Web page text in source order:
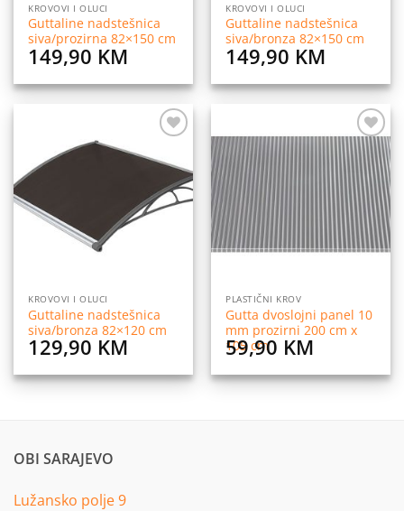
KROVOVI I OLUCI
Guttaline nadstešnica
siva/prozirna 82×150 cm
149,90 KM
KROVOVI I OLUCI
Guttaline nadstešnica
siva/bronza 82×150 cm
149,90 KM
na
želja
KROVOVI I OLUCI
Guttaline nadstešnica
siva/bronza 82×120 cm
129,90 KM
Dodaj
na
listu
želja
PLASTIČNI KROV
Gutta dvoslojni panel 10
mm prozirni 200 cm x
105 cm
59,90 KM
OBI SARAJEVO
Lužansko polje 9